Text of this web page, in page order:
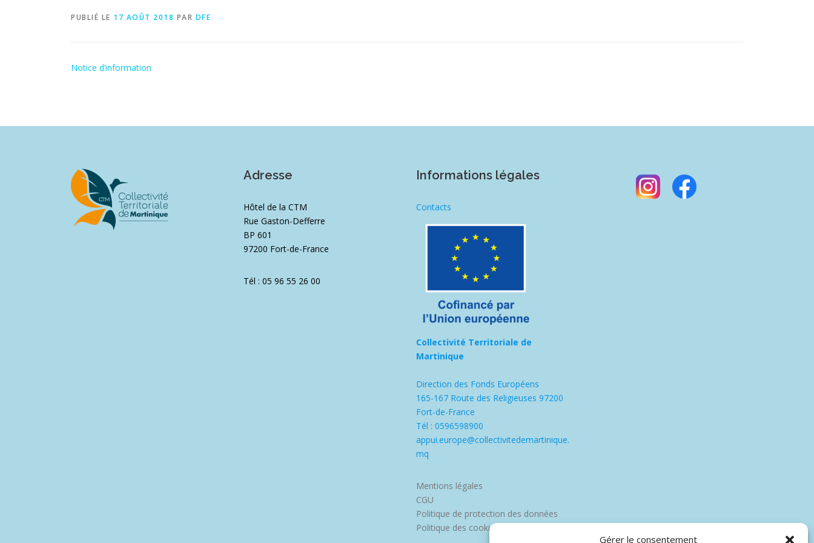
Gérer le consentement
PUBLIÉ LE 17 AOÛT 2018 PAR DFE
Notice d’information
Adresse
Hôtel de la CTM
Rue Gaston-Defferre
BP 601
97200 Fort-de-France
Tél : 05 96 55 26 00
Informations légales
Contacts
Collectivité Territoriale de
Martinique
Direction des Fonds Européens
165-167 Route des Religieuses 97200
Fort-de-France
Tél : 0596598900
appui.europe@collectivitedemartinique.
mq
Mentions légales
CGU
Politique de protection des données
Politique des cookies